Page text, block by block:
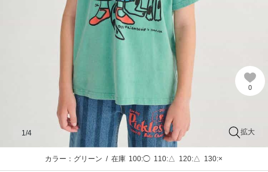
0
拡大
1/4
カラー：グリーン / 在庫 100:◯ 110:△ 120:△ 130:×